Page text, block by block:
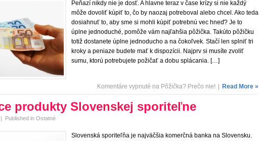
Peňazí nikdy nie je dosť. A hlavne teraz v čase krízy si nie každý
môže dovoliť kúpiť to, čo by naozaj potreboval alebo chcel. Ako teda
dosiahnuť to, aby sme si mohli kúpiť potrebnú vec hneď? Je to
úplne jednoduché, pomôže vám najľahšia pôžička. Takúto pôžičku
totiž dostanete úplne jednoducho a na čokoľvek. Stačí len splniť tri
kroky a peniaze budete mať k dispozícii. Najprv si musíte zvoliť
sumu, ktorú potrebujete požičať a dobu splácania. […]
Komentáre vypnuté na Pôžička? Prečo nie! Read More »
produkty Slovenskej sporiteľne
| Published in Ostatné
Slovenská sporiteľňa je najväčšia komerčná banka na Slovensku.